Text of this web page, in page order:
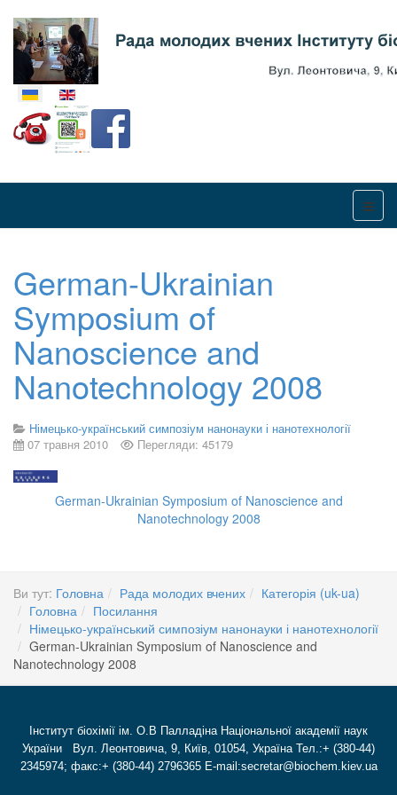
Оберіть свою мову
German-Ukrainian
Symposium of
Nanoscience and
Nanotechnology 2008
Німецько-український симпозіум нанонауки і нанотехнології
07 травня 2010
Перегляди: 45179
German-Ukrainian Symposium of Nanoscience and
Nanotechnology 2008
Ви тут: Головна Рада молодих вчених
Категорія (uk-ua)
Головна
Посилання
Німецько-український симпозіум нанонауки і нанотехнології
German-Ukrainian Symposium of Nanoscience and
Nanotechnology 2008
Інститут біохімії ім. О.В Палладіна Національної академії наук
України Вул. Леонтовича, 9, Київ, 01054, Україна Тел.:+ (380-44)
2345974; факс:+ (380-44) 2796365 E-mail:secretar@biochem.kiev.ua